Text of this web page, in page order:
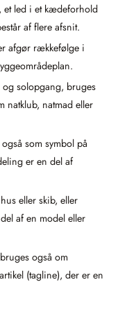
et led i et kædeforhold
af flere afsnit.
afgør rækkefølge i
solopgang, bruges
natklub, natmad eller
som symbol på
er en del af
eller skib, eller
af en model eller
også om
(tagline), der er en